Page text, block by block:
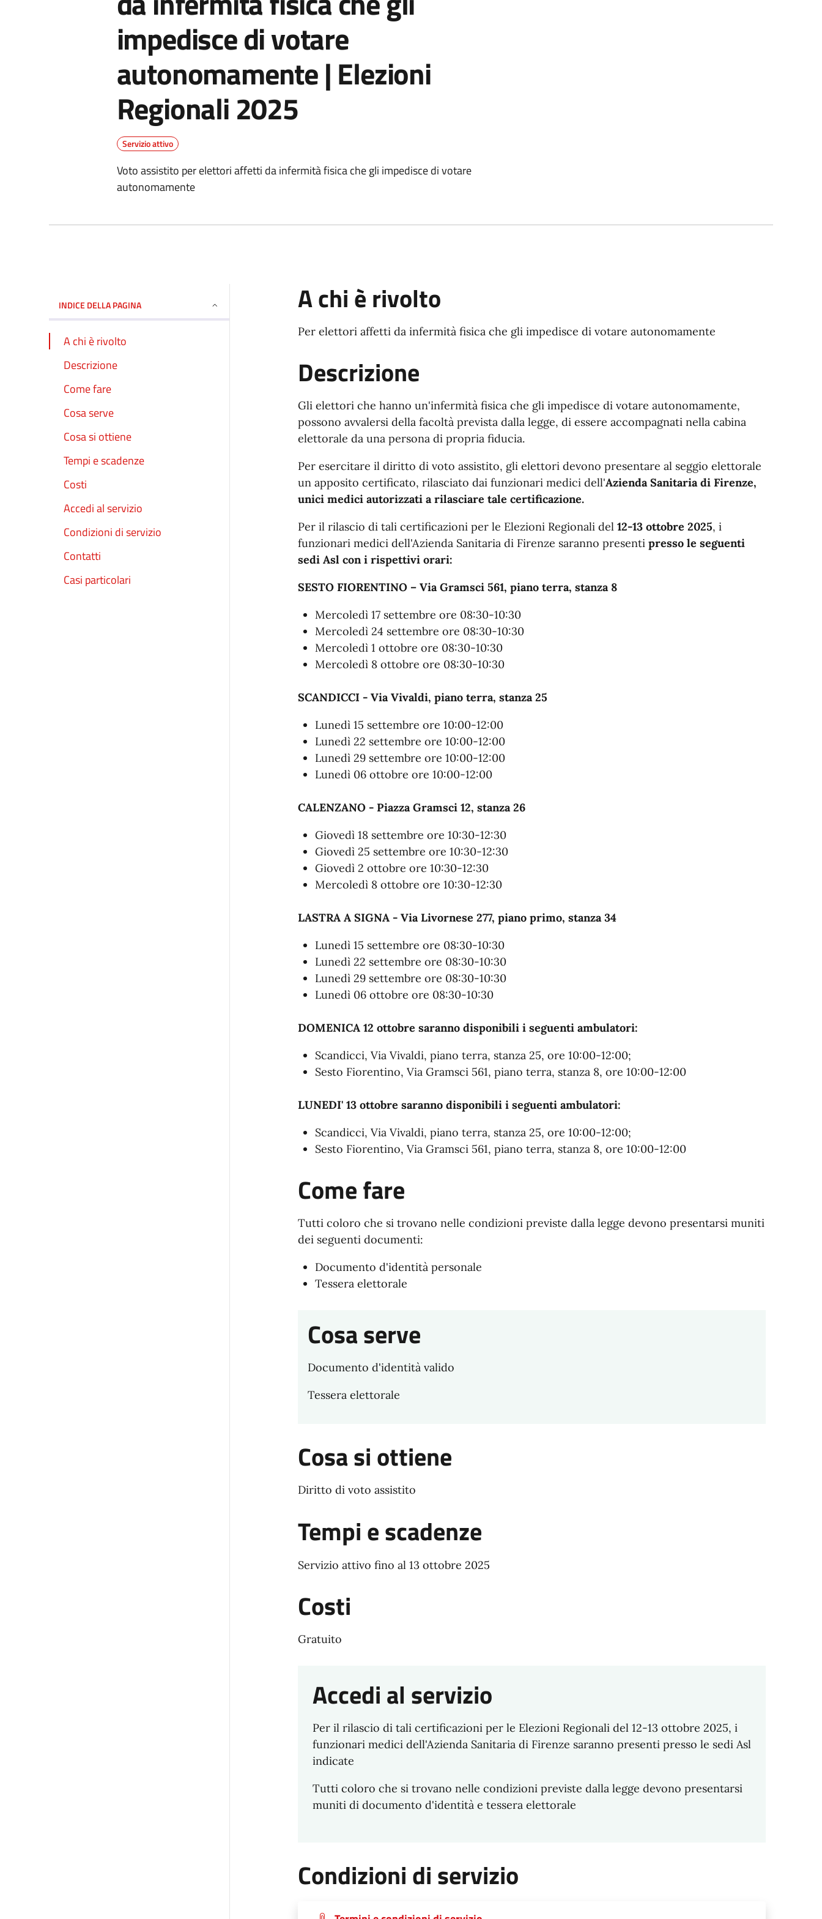
impedisce di votare
autonomamente | Elezioni
Regionali 2025
Servizio attivo
Voto assistito per elettori affetti da infermità fisica che gli impedisce di votare
autonomamente
INDICE DELLA PAGINA
A chi è rivolto
Descrizione
Come fare
Cosa serve
Cosa si ottiene
Tempi e scadenze
Costi
Accedi al servizio
Condizioni di servizio
Contatti
Casi particolari
A chi è rivolto
Per elettori affetti da infermità fisica che gli impedisce di votare autonomamente
Descrizione
Gli elettori che hanno un'infermità fisica che gli impedisce di votare autonomamente,
possono avvalersi della facoltà prevista dalla legge, di essere accompagnati nella cabina
elettorale da una persona di propria fiducia.
Per esercitare il diritto di voto assistito, gli elettori devono presentare al seggio elettorale
un apposito certificato, rilasciato dai funzionari medici dell'Azienda Sanitaria di Firenze,
unici medici autorizzati a rilasciare tale certificazione.
Per il rilascio di tali certificazioni per le Elezioni Regionali del 12-13 ottobre 2025, i
funzionari medici dell'Azienda Sanitaria di Firenze saranno presenti presso le seguenti
sedi Asl con i rispettivi orari:
SESTO FIORENTINO – Via Gramsci 561, piano terra, stanza 8
Mercoledì 17 settembre ore 08:30-10:30
Mercoledì 24 settembre ore 08:30-10:30
Mercoledì 1 ottobre ore 08:30-10:30
Mercoledì 8 ottobre ore 08:30-10:30
SCANDICCI - Via Vivaldi, piano terra, stanza 25
Lunedì 15 settembre ore 10:00-12:00
Lunedì 22 settembre ore 10:00-12:00
Lunedì 29 settembre ore 10:00-12:00
Lunedì 06 ottobre ore 10:00-12:00
CALENZANO - Piazza Gramsci 12, stanza 26
Giovedì 18 settembre ore 10:30-12:30
Giovedì 25 settembre ore 10:30-12:30
Giovedì 2 ottobre ore 10:30-12:30
Mercoledì 8 ottobre ore 10:30-12:30
LASTRA A SIGNA - Via Livornese 277, piano primo, stanza 34
Lunedì 15 settembre ore 08:30-10:30
Lunedì 22 settembre ore 08:30-10:30
Lunedì 29 settembre ore 08:30-10:30
Lunedì 06 ottobre ore 08:30-10:30
DOMENICA 12 ottobre saranno disponibili i seguenti ambulatori:
Scandicci, Via Vivaldi, piano terra, stanza 25, ore 10:00-12:00;
Sesto Fiorentino, Via Gramsci 561, piano terra, stanza 8, ore 10:00-12:00
LUNEDI' 13 ottobre saranno disponibili i seguenti ambulatori:
Scandicci, Via Vivaldi, piano terra, stanza 25, ore 10:00-12:00;
Sesto Fiorentino, Via Gramsci 561, piano terra, stanza 8, ore 10:00-12:00
Come fare
Tutti coloro che si trovano nelle condizioni previste dalla legge devono presentarsi muniti
dei seguenti documenti:
Documento d'identità personale
Tessera elettorale
Cosa serve
Documento d'identità valido
Tessera elettorale
Cosa si ottiene
Diritto di voto assistito
Tempi e scadenze
Servizio attivo fino al 13 ottobre 2025
Costi
Gratuito
Accedi al servizio
Per il rilascio di tali certificazioni per le Elezioni Regionali del 12-13 ottobre 2025, i
funzionari medici dell'Azienda Sanitaria di Firenze saranno presenti presso le sedi Asl
indicate
Tutti coloro che si trovano nelle condizioni previste dalla legge devono presentarsi
muniti di documento d'identità e tessera elettorale
Condizioni di servizio